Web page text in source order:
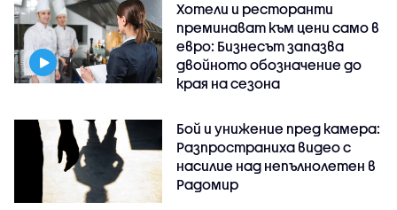
Хотели и ресторанти
преминават към цени само в
евро: Бизнесът запазва
двойното обозначение до
края на сезона
Бой и унижение пред камера:
Разпространиха видео с
насилие над непълнолетен в
Радомир